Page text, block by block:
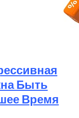
Быть
Время